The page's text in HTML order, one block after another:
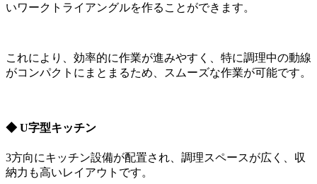
いワークトライアングルを作ることができます。
これにより、効率的に作業が進みやすく、特に調理中の動線
がコンパクトにまとまるため、スムーズな作業が可能です。
◆ U字型キッチン
3方向にキッチン設備が配置され、調理スペースが広く、収
納力も高いレイアウトです。